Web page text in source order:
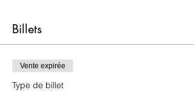
Billets
Vente expirée
Type de billet